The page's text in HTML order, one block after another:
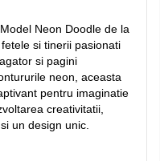
Neon Doodle de la
si tinerii pasionati
si pagini
neon, aceasta
pentru imaginatie
creativitatii,
un design unic.